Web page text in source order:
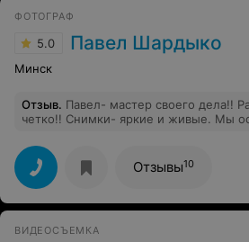
ожидания:) Очень рекомендую!!!!
со стороны на себя и отношения,
любимого человека, увидеть то, чего раньше не
замечал:) Еще раз благодарю! :)
ФОТОГРАФ
5.0 Павел Шардыко
Минск
Отзыв. Павел- мастер своего дела!!
четко!! Снимки- яркие и живые. Мы
Отзывы10
ВИДЕОСЪЕМКА